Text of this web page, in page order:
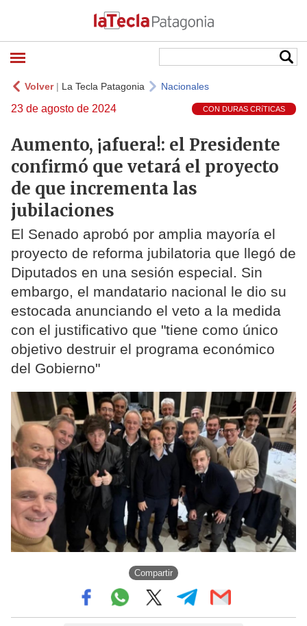
Volver| La Tecla Patagonia Nacionales
23 de agosto de 2024 CON DURAS CRíTICAS
Aumento, ¡afuera!: el Presidente
confirmó que vetará el proyecto
de que incrementa las
jubilaciones
El Senado aprobó por amplia mayoría el
proyecto de reforma jubilatoria que llegó de
Diputados en una sesión especial. Sin
embargo, el mandatario nacional le dio su
estocada anunciando el veto a la medida
con el justificativo que "tiene como único
objetivo destruir el programa económico
del Gobierno"
Compartir